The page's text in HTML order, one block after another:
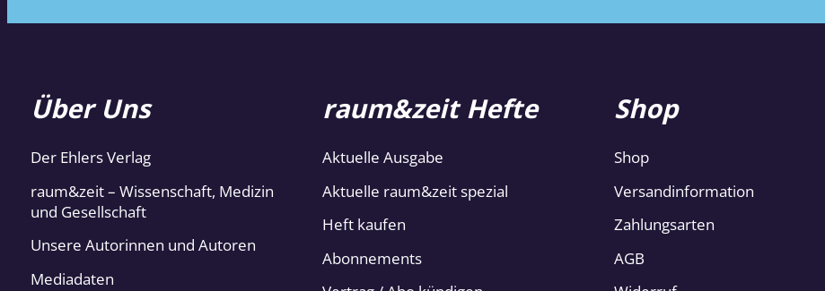
Über Uns
Der Ehlers Verlag
raum&zeit – Wissenschaft, Medizin
und Gesellschaft
Unsere Autorinnen und Autoren
Mediadaten
raum&zeit Hefte
Aktuelle Ausgabe
Aktuelle raum&zeit spezial
Heft kaufen
Abonnements
Shop
Shop
Versandinformation
Zahlungsarten
AGB